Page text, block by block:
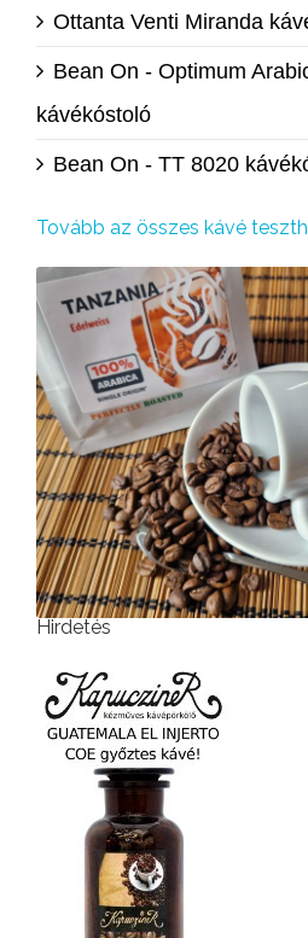
Tovább az összes kávé
Ottanta Venti Miranda
Bean On - Optimum
kávékóstoló
Bean On - TT 8020
Hirdetés